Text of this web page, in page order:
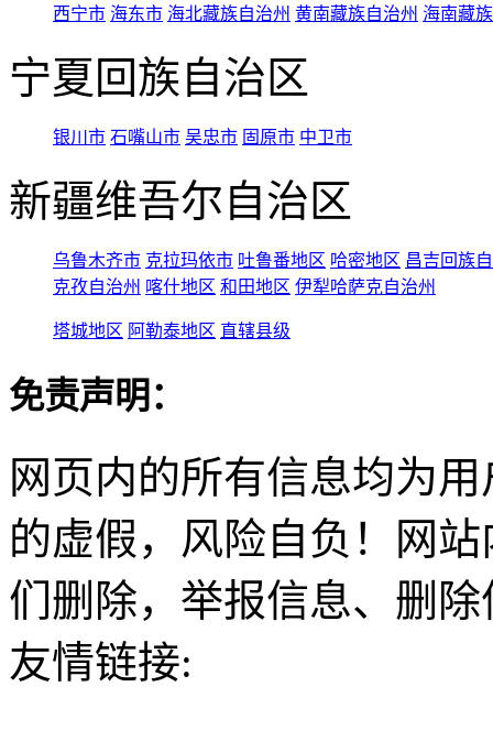
西宁市 海东市 海北藏族自治州 黄南藏族自治州 海南藏
宁夏回族自治区
银川市 石嘴山市 吴忠市 固原市 中卫市
新疆维吾尔自治区
乌鲁木齐市 克拉玛依市 吐鲁番地区 哈密地区 昌吉回族
克孜自治州 喀什地区 和田地区 伊犁哈萨克自治州
塔城地区 阿勒泰地区 直辖县级
免责声明：
网页内的所有信息均为
的虚假，风险自负！网
们删除，举报信息、删
友情链接: